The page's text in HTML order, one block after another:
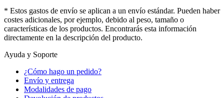
* Estos gastos de envío se aplican a un envío estándar. Pueden haber
costes adicionales, por ejemplo, debido al peso, tamaño o
características de los productos. Encontrarás esta información
directamente en la descripción del producto.
Ayuda y Soporte
¿Cómo hago un pedido?
Envío y entrega
Modalidades de pago